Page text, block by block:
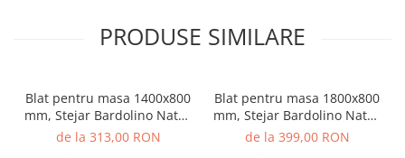
PRODUSE SIMILARE
Blat pentru masa 1400x800
mm, Stejar Bardolino Natur
H1145 ST10
de la 313,00 RON
Blat pentru masa 1800x800
mm, Stejar Bardolino Natur
H1145 ST10
de la 399,00 RON